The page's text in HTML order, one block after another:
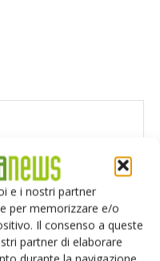
e i nostri partner
per memorizzare e/o
Il consenso a queste
partner di elaborare